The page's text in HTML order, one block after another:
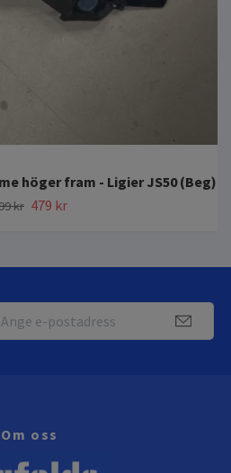
höger fram - Ligier JS50 (Beg)
kr 479 kr
Om oss